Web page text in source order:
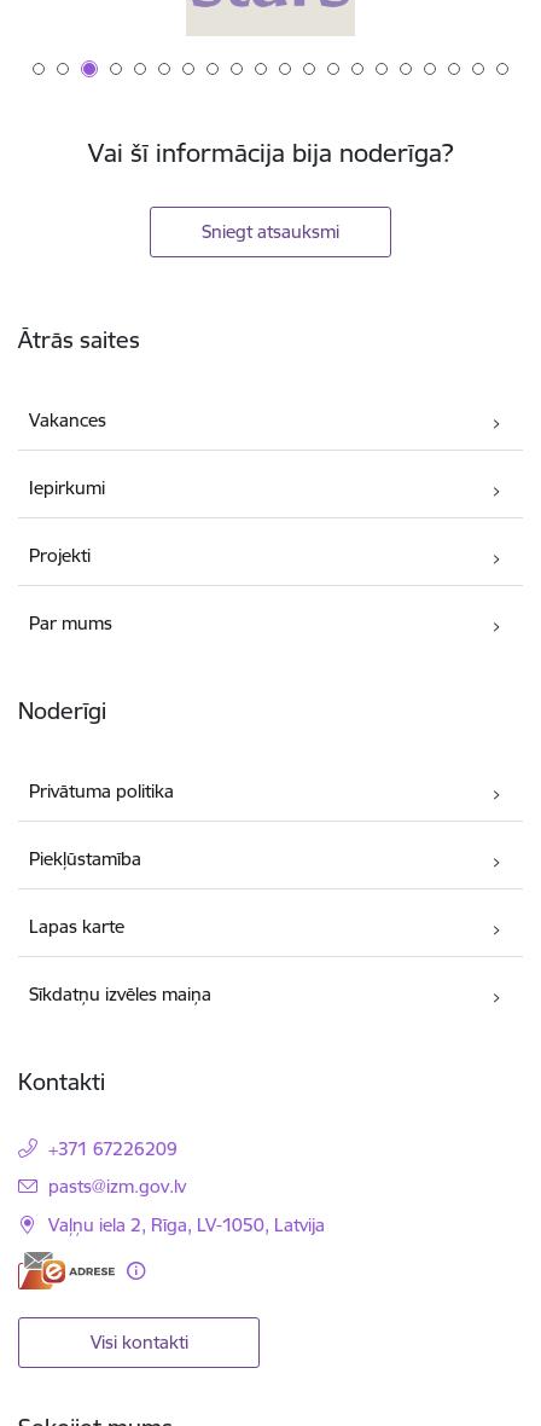
Vai šī informācija bija noderīga?
Sniegt atsauksmi
Ātrās saites
Vakances
Iepirkumi
Projekti
Par mums
Noderīgi
Privātuma politika
Piekļūstamība
Lapas karte
Sīkdatņu izvēles maiņa
Kontakti
+371 67226209
E-pasts:
pasts@izm.gov.lv
Vaļņu iela 2, Rīga, LV-1050, Latvija
Visi kontakti